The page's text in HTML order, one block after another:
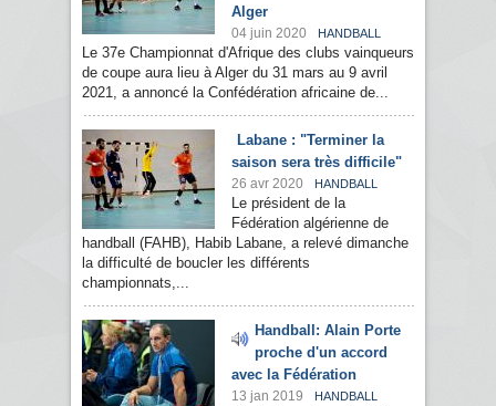
Alger
04 juin 2020 HANDBALL
Le 37e Championnat d'Afrique des clubs vainqueurs
de coupe aura lieu à Alger du 31 mars au 9 avril
2021, a annoncé la Confédération africaine de...
Labane : "Terminer la
saison sera très difficile"
26 avr 2020 HANDBALL
Le président de la
Fédération algérienne de
handball (FAHB), Habib Labane, a relevé dimanche
la difficulté de boucler les différents
championnats,...
Handball: Alain Porte
proche d'un accord
avec la Fédération
13 jan 2019 HANDBALL